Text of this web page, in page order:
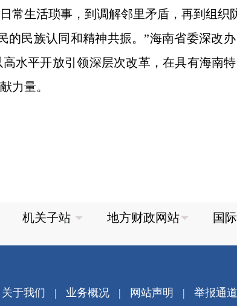
常生活琐事，到调解邻里矛盾，再到组织
的民族认同和精神共振。”海南省委深改
水平开放引领深层次改革，在具有海南
力量。
关于我们 | 业务概况| 网站声明 | 举报通道